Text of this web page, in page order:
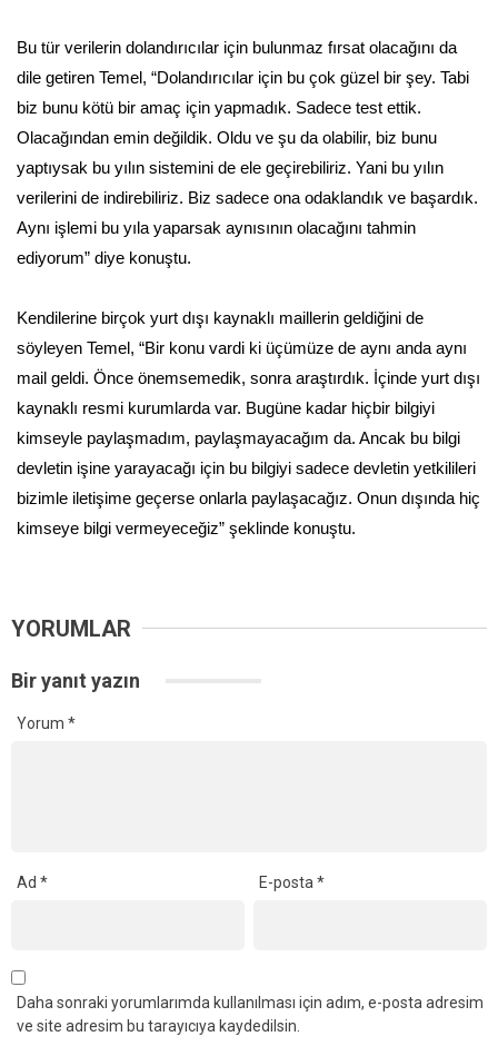
Bu tür verilerin dolandırıcılar için bulunmaz fırsat olacağını da
dile getiren Temel, “Dolandırıcılar için bu çok güzel bir şey. Tabi
biz bunu kötü bir amaç için yapmadık. Sadece test ettik.
Olacağından emin değildik. Oldu ve şu da olabilir, biz bunu
yaptıysak bu yılın sistemini de ele geçirebiliriz. Yani bu yılın
verilerini de indirebiliriz. Biz sadece ona odaklandık ve başardık.
Aynı işlemi bu yıla yaparsak aynısının olacağını tahmin
ediyorum” diye konuştu.
Kendilerine birçok yurt dışı kaynaklı maillerin geldiğini de
söyleyen Temel, “Bir konu vardi ki üçümüze de aynı anda aynı
mail geldi. Önce önemsemedik, sonra araştırdık. İçinde yurt dışı
kaynaklı resmi kurumlarda var. Bugüne kadar hiçbir bilgiyi
kimseyle paylaşmadım, paylaşmayacağım da. Ancak bu bilgi
devletin işine yarayacağı için bu bilgiyi sadece devletin yetkilileri
bizimle iletişime geçerse onlarla paylaşacağız. Onun dışında hiç
kimseye bilgi vermeyeceğiz” şeklinde konuştu.
YORUMLAR
Bir yanıt yazın
Yorum *
Ad * E-posta*
Daha sonraki yorumlarımda kullanılması için adım, e-posta adresim
ve site adresim bu tarayıcıya kaydedilsin.